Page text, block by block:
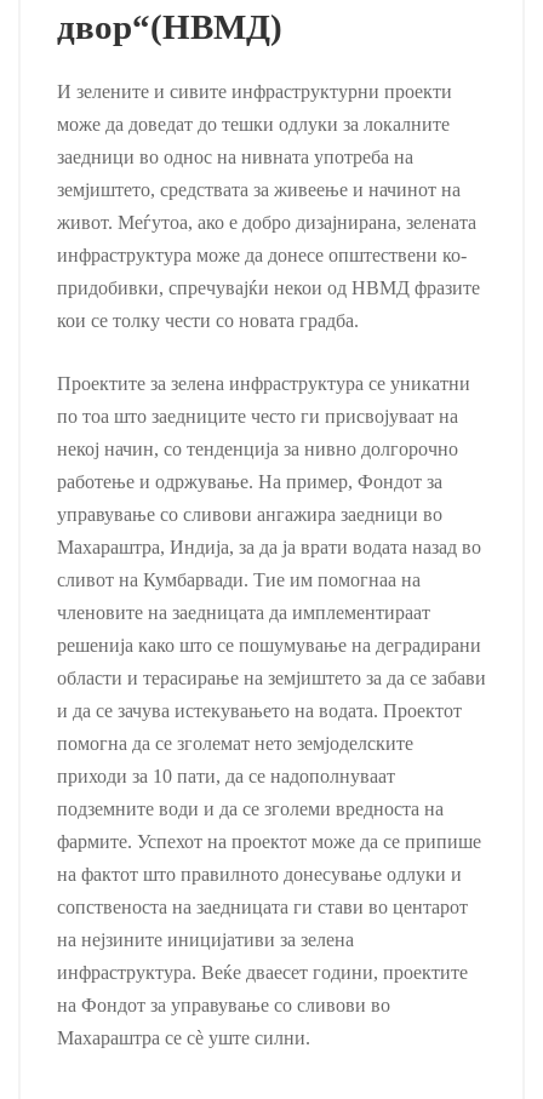
двор“(НВМД)
И зелените и сивите инфраструктурни проекти
може да доведат до тешки одлуки за локалните
заедници во однос на нивната употреба на
земјиштето, средствата за живеење и начинот на
живот. Меѓутоа, ако е добро дизајнирана, зелената
инфраструктура може да донесе општествени ко-
придобивки, спречувајќи некои од НВМД фразите
кои се толку чести со новата градба.
Проектите за зелена инфраструктура се уникатни
по тоа што заедниците често ги присвојуваат на
некој начин, со тенденција за нивно долгорочно
работење и одржување. На пример, Фондот за
управување со сливови ангажира заедници во
Махараштра, Индија, за да ја врати водата назад во
сливот на Кумбарвади. Тие им помогнаа на
членовите на заедницата да имплементираат
решенија како што се пошумување на деградирани
области и терасирање на земјиштето за да се забави
и да се зачува истекувањето на водата. Проектот
помогна да се зголемат нето земјоделските
приходи за 10 пати, да се надополнуваат
подземните води и да се зголеми вредноста на
фармите. Успехот на проектот може да се припише
на фактот што правилното донесување одлуки и
сопственоста на заедницата ги стави во центарот
на нејзините иницијативи за зелена
инфраструктура. Веќе дваесет години, проектите
на Фондот за управување со сливови во
Махараштра се сè уште силни.